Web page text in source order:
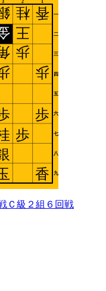
Ｃ級２組６回戦